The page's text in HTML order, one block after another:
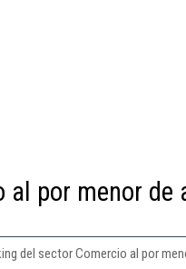
al por menor de
del sector Comercio al por